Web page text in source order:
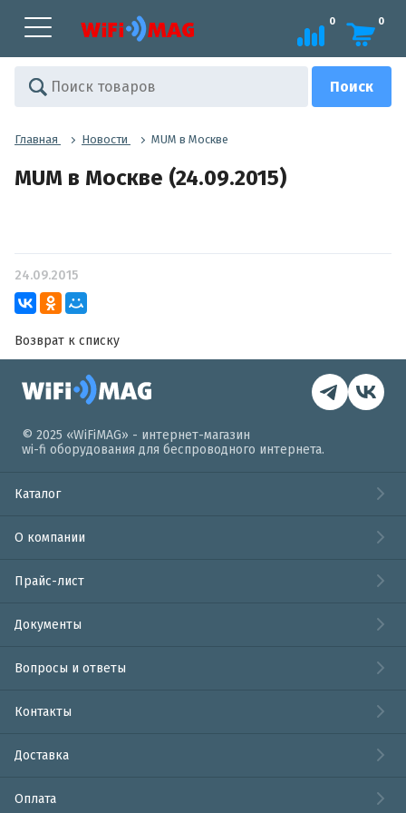
0 0
Главная Новости MUM в Москве
MUM в Москве (24.09.2015)
24.09.2015
Возврат к списку
© 2025 «WiFiMAG» - интернет-магазин
wi-fi оборудования для беспроводного интернета.
Каталог
О компании
Прайс-лист
Документы
Вопросы и ответы
Контакты
Доставка
Оплата